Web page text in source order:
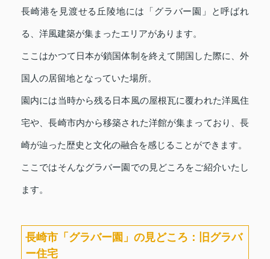
長崎港を見渡せる丘陵地には「グラバー園」と呼ばれ
る、洋風建築が集まったエリアがあります。
ここはかつて日本が鎖国体制を終えて開国した際に、外
国人の居留地となっていた場所。
園内には当時から残る日本風の屋根瓦に覆われた洋風住
宅や、長崎市内から移築された洋館が集まっており、長
崎が辿った歴史と文化の融合を感じることができます。
ここではそんなグラバー園での見どころをご紹介いたし
ます。
長崎市「グラバー園」の見どころ：旧グラバ
ー住宅